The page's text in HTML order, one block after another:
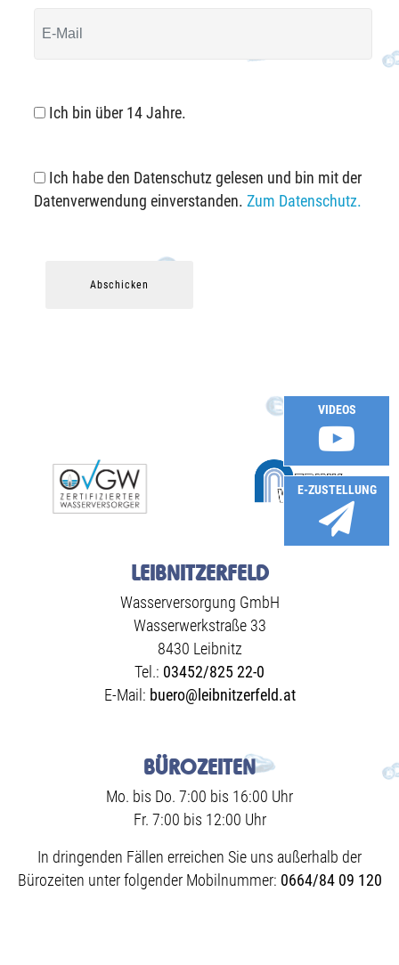
VIDEOS
E-ZUSTELLUNG
Ich bin über 14 Jahre.
Ich habe den Datenschutz gelesen und bin mit der
Datenverwendung einverstanden.Zum Datenschutz.
Abschicken
LEIBNITZERFELD
Wasserversorgung GmbH
Wasserwerkstraße 33
8430 Leibnitz
Tel.: 03452/825 22-0
E-Mail: buero@leibnitzerfeld.at
BÜROZEITEN
Mo. bis Do. 7:00 bis 16:00 Uhr
Fr. 7:00 bis 12:00 Uhr
In dringenden Fällen erreichen Sie uns außerhalb der
Bürozeiten unter folgender Mobilnummer: 0664/84 09 120